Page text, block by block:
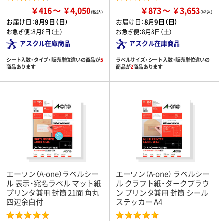
￥416 ￥4,050
お届け日：8月9日（日）
お急ぎ便：8月8日（土）
アスクル在庫商品
シート入数・タイプ・販売単位違いの商品が5
商品あります
￥873 ￥3,653
お届け日：8月9日（日）
お急ぎ便：8月8日（土）
アスクル在庫商品
ラベルサイズ・シート入数・販売単位違いの
商品が2商品あります
エーワン（A-one）ラベルシー
ル 表示・宛名ラベル マット紙
プリンタ兼用 封筒 21面 角丸
四辺余白付
エーワン（A-one） ラベルシー
ル クラフト紙・ダークブラウ
ン プリンタ兼用 封筒 シール
ステッカー A4